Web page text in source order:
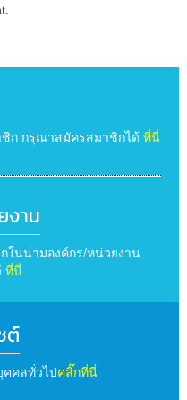
ก กรุณาสมัครสมาชิกได้ ที่นี่
งาน
ในนามองค์กร/หน่วยงาน
ที่นี่
ต์
คลทั่วไปคลิ๊กที่นี่